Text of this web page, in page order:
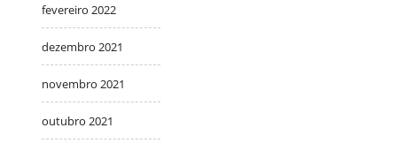
fevereiro 2022
dezembro 2021
novembro 2021
outubro 2021